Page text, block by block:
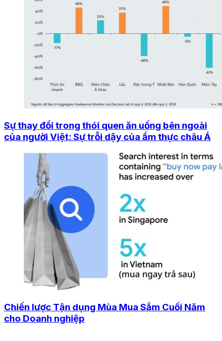
Sự thay đổi trong thói quen ăn uống bên ngoài
của người Việt: Sự trỗi dậy của ẩm thực châu Á
Chiến lược Tận dụng Mùa Mua Sắm Cuối Năm
cho Doanh nghiệp